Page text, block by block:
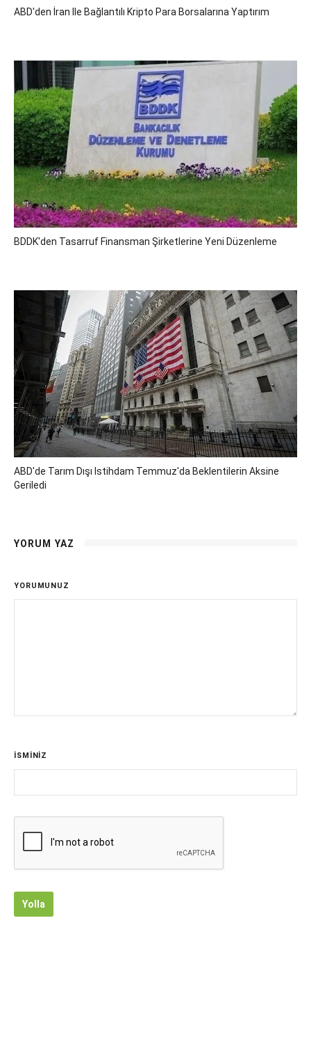
ABD'den İran Ile Bağlantılı Kripto Para Borsalarına Yaptırım
BDDK'den Tasarruf Finansman Şirketlerine Yeni Düzenleme
ABD'de Tarım Dışı Istihdam Temmuz'da Beklentilerin Aksine
Geriledi
YORUM YAZ
YORUMUNUZ
İSMİNİZ
Yolla